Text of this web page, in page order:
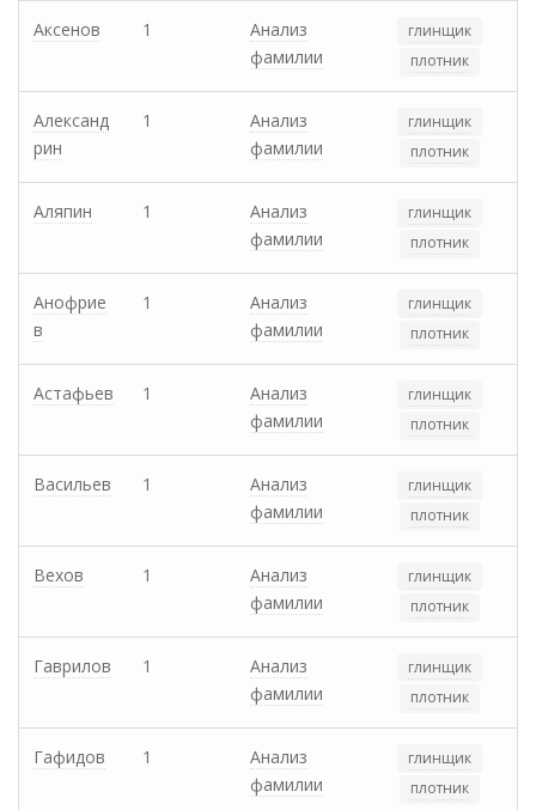
Аксенов 1
Анализ
фамилии
глинщик
плотник
Александ
рин
1
Анализ
фамилии
глинщик
плотник
Аляпин 1
Анализ
фамилии
глинщик
плотник
Анофрие
в
1
Анализ
фамилии
глинщик
плотник
Астафьев 1
Анализ
фамилии
глинщик
плотник
Васильев 1
Анализ
фамилии
глинщик
плотник
Вехов 1
Анализ
фамилии
глинщик
плотник
Гаврилов 1
Анализ
фамилии
глинщик
плотник
Гафидов 1
Анализ
фамилии
глинщик
плотник